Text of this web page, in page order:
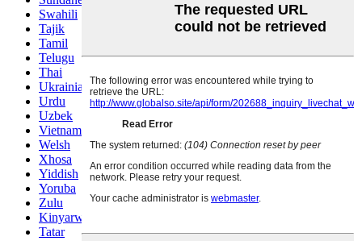
Swahili
Tajik
Tamil
Telugu
Thai
Ukrainian
Urdu
Uzbek
Vietnamese
Welsh
Xhosa
Yiddish
Yoruba
Zulu
Kinyarwanda
Tatar